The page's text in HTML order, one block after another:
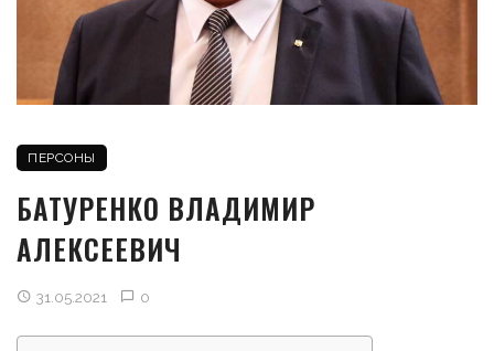
ПЕРСОНЫ
БАТУРЕНКО ВЛАДИМИР
АЛЕКСЕЕВИЧ
31.05.2021 0